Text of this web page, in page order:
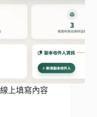
上填寫內容